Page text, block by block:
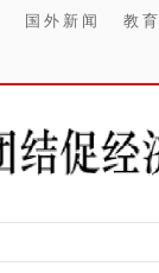
国外新闻
教